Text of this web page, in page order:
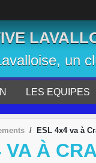
un
LES EQUIPES
ESL 4x4 va à
VA À